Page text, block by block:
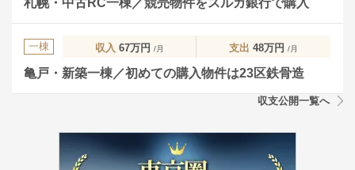
一棟 収入 67万円 /月 支出 48万円 /月
亀戸・新築一棟／初めての購入物件は23区鉄骨造
収支公開一覧へ